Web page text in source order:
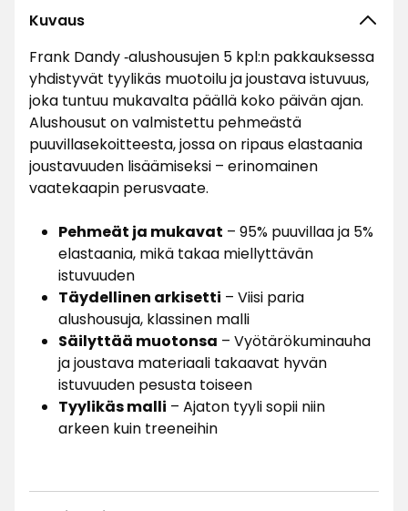
Kuvaus
Frank Dandy ‑alushousujen 5 kpl:n pakkauksessa
yhdistyvät tyylikäs muotoilu ja joustava istuvuus,
joka tuntuu mukavalta päällä koko päivän ajan.
Alushousut on valmistettu pehmeästä
puuvillasekoitteesta, jossa on ripaus elastaania
joustavuuden lisäämiseksi – erinomainen
vaatekaapin perusvaate.
Pehmeät ja mukavat – 95% puuvillaa ja 5%
elastaania, mikä takaa miellyttävän
istuvuuden
Täydellinen arkisetti – Viisi paria
alushousuja, klassinen malli
Säilyttää muotonsa – Vyötärökuminauha
ja joustava materiaali takaavat hyvän
istuvuuden pesusta toiseen
Tyylikäs malli – Ajaton tyyli sopii niin
arkeen kuin treeneihin